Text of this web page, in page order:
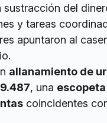
del
y tareas
apuntaron al
allanamiento de
, una
coincidentes